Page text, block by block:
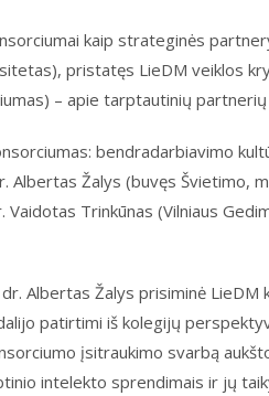
kaip strateginės
pristatęs LieDM veiklos
– apie tarptautinių
bendradarbiavimo
Albertas Žalys (buvęs
Vaidotas Trinkūnas (Vilniaus
Albertas Žalys prisiminė
patirtimi iš kolegijų
įsitraukimo svarbą
intelekto sprendimais ir jų